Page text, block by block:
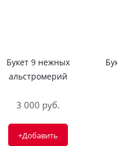
Букет 9 нежных
альстромерий
3 000 руб.
+Добавить